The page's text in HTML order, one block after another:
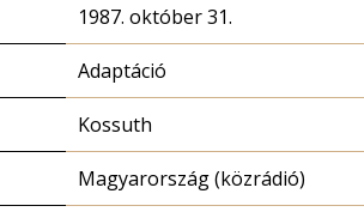
1987. október 31.
Adaptáció
Kossuth
Magyarország (közrádió)